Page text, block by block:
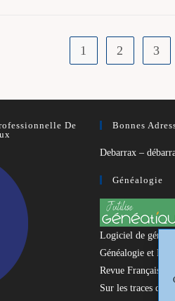
1 2 3
De
Bonnes
Debarrax –
Généalogie
Logiciel de
Généalogie et
Revue Française
Sur les traces du